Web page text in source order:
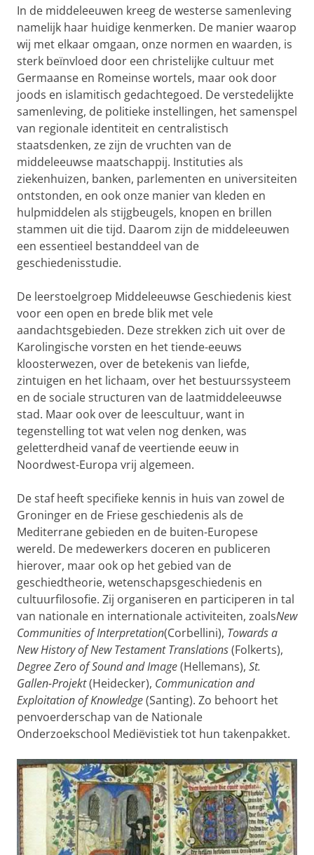
In de middeleeuwen kreeg de westerse samenleving
namelijk haar huidige kenmerken. De manier waarop
wij met elkaar omgaan, onze normen en waarden, is
sterk beïnvloed door een christelijke cultuur met
Germaanse en Romeinse wortels, maar ook door
joods en islamitisch gedachtegoed. De verstedelijkte
samenleving, de politieke instellingen, het samenspel
van regionale identiteit en centralistisch
staatsdenken, ze zijn de vruchten van de
middeleeuwse maatschappij. Instituties als
ziekenhuizen, banken, parlementen en universiteiten
ontstonden, en ook onze manier van kleden en
hulpmiddelen als stijgbeugels, knopen en brillen
stammen uit die tijd. Daarom zijn de middeleeuwen
een essentieel bestanddeel van de
geschiedenisstudie.
De leerstoelgroep Middeleeuwse Geschiedenis kiest
voor een open en brede blik met vele
aandachtsgebieden. Deze strekken zich uit over de
Karolingische vorsten en het tiende-eeuws
kloosterwezen, over de betekenis van liefde,
zintuigen en het lichaam, over het bestuurssysteem
en de sociale structuren van de laatmiddeleeuwse
stad. Maar ook over de leescultuur, want in
tegenstelling tot wat velen nog denken, was
geletterdheid vanaf de veertiende eeuw in
Noordwest-Europa vrij algemeen.
De staf heeft specifieke kennis in huis van zowel de
Groninger en de Friese geschiedenis als de
Mediterrane gebieden en de buiten-Europese
wereld. De medewerkers doceren en publiceren
hierover, maar ook op het gebied van de
geschiedtheorie, wetenschapsgeschiedenis en
cultuurfilosofie. Zij organiseren en participeren in tal
van nationale en internationale activiteiten, zoalsNew
Communities of Interpretation(Corbellini), Towards a
New History of New Testament Translations(Folkerts),
Degree Zero of Sound and Image(Hellemans), St.
Gallen-Projekt(Heidecker), Communication and
Exploitation of Knowledge(Santing). Zo behoort het
penvoerderschap van de Nationale
Onderzoekschool Mediëvistiek tot hun takenpakket.